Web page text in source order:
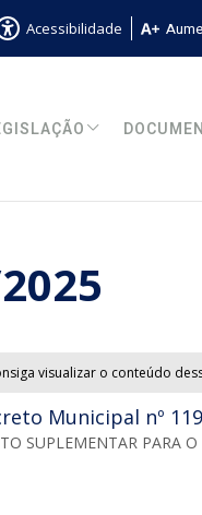
Acessibilidade
visualizar o conteúdo
Municipal nº
SUPLEMENTAR PARA